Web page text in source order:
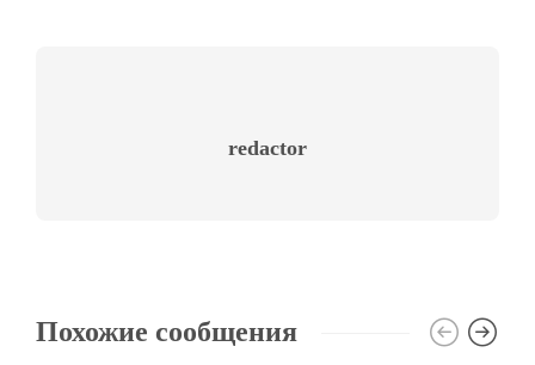
redactor
Похожие сообщения